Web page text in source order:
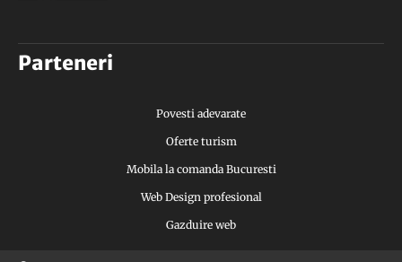
Parteneri
Povesti adevarate
Oferte turism
Mobila la comanda Bucuresti
Web Design profesional
Gazduire web